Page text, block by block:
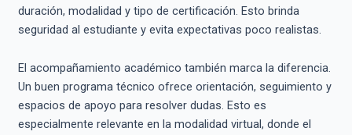
duración, modalidad y tipo de certificación. Esto brinda
seguridad al estudiante y evita expectativas poco realistas.
El acompañamiento académico también marca la diferencia.
Un buen programa técnico ofrece orientación, seguimiento y
espacios de apoyo para resolver dudas. Esto es
especialmente relevante en la modalidad virtual, donde el